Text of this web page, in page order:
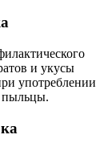
и укусы
употреблении
пыльцы.